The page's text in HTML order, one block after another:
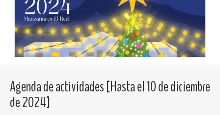
Agenda de actividades [Hasta el 10 de diciembre
de 2024]